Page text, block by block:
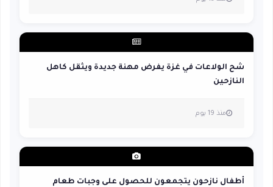
شح الولاعات في غزة يفرض مهنة جديدة ويثقل كاهل
النازحين
منذ 19 يوم
أطفال نازحون يتجمعون للحصول على وجبات طعام